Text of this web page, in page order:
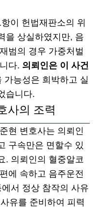
이 헌법재판소의 위
을 상실하였지만, 음
범의 경우 가중처벌
다. 의뢰인은 이 사건
가능성은 희박하고 실
습니다.
사의 조력
현 변호사는 의뢰인
구속만은 면할수 있
. 의뢰인의 혈중알코
에 속하고 음주운전
서 정상 참작의 사유
유를 준비하여 피력